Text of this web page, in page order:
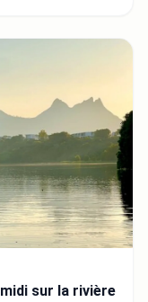
sur la rivière